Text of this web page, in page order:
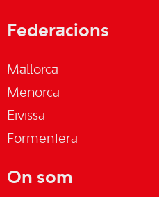
Federacions
Mallorca
Menorca
Eivissa
Formentera
On som